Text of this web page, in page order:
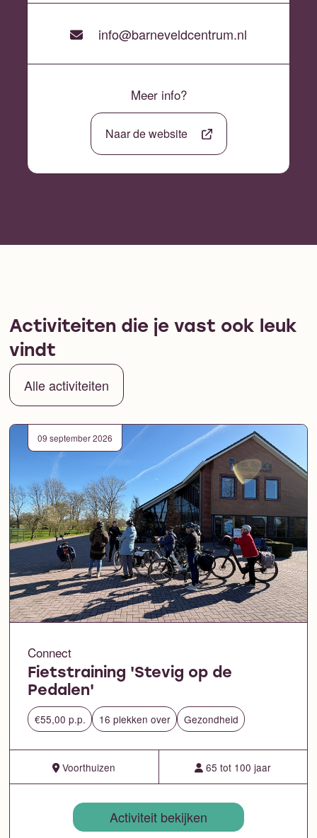
info@barneveldcentrum.nl
Meer info?
Naar de website
Activiteiten die je vast ook leuk
vindt
Alle activiteiten
09 september 2026
Connect
Fietstraining 'Stevig op de
Pedalen'
€55,00 p.p. 16 plekken over Gezondheid
Voorthuizen 65 tot 100 jaar
Activiteit bekijken